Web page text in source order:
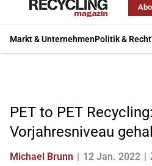
Markt & UnternehmenPolitik & Recht
PET to PET
Vorjahresniveau
Michael Brunn 12 Jan. 2022